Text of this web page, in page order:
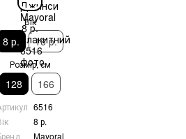
Вік
8 р. 16 р.
Розмір, см
128 166
6516
8 р.
Mayoral